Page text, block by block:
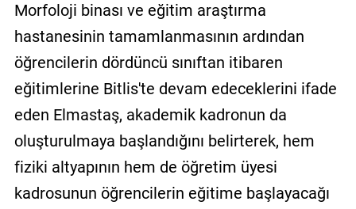
Morfoloji binası ve eğitim araştırma
hastanesinin tamamlanmasının ardından
öğrencilerin dördüncü sınıftan itibaren
eğitimlerine Bitlis'te devam edeceklerini ifade
eden Elmastaş, akademik kadronun da
oluşturulmaya başlandığını belirterek, hem
fiziki altyapının hem de öğretim üyesi
kadrosunun öğrencilerin eğitime başlayacağı